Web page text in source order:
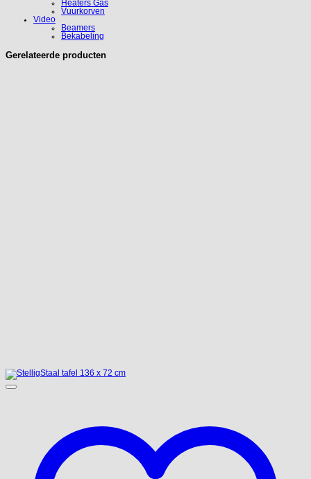
Heaters Gas
Vuurkorven
Video
Beamers
Bekabeling
Gerelateerde producten